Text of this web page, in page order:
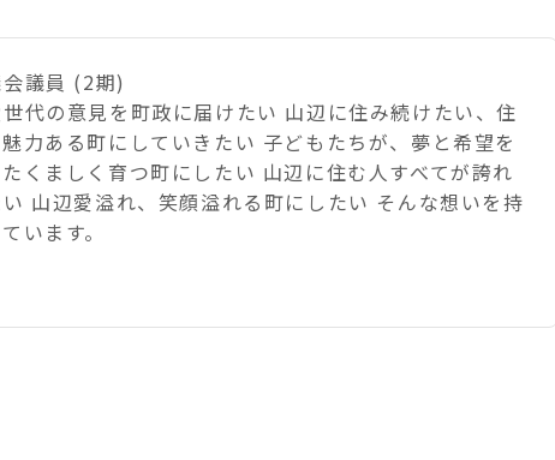
議員 (2期)
代の意見を町政に届けたい 山辺に住み続けたい、住
力ある町にしていきたい 子どもたちが、夢と希望を
くましく育つ町にしたい 山辺に住む人すべてが誇れ
山辺愛溢れ、笑顔溢れる町にしたい そんな想いを持
います。